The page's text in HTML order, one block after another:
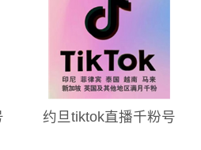
约旦tiktok直播千粉号